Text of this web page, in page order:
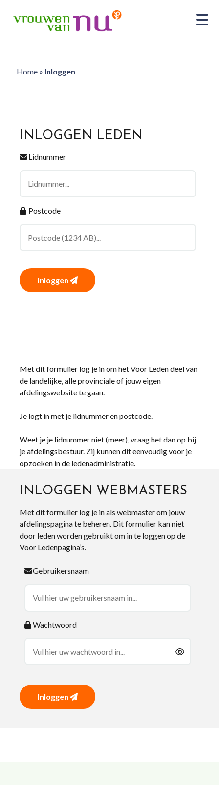
Home» Inloggen
INLOGGEN LEDEN
Lidnummer
Postcode
Inloggen
Met dit formulier log je in om het Voor Leden deel van
de landelijke, alle provinciale of jouw eigen
afdelingswebsite te gaan.
Je logt in met je lidnummer en postcode.
Weet je je lidnummer niet (meer), vraag het dan op bij
je afdelingsbestuur. Zij kunnen dit eenvoudig voor je
opzoeken in de ledenadministratie.
INLOGGEN WEBMASTERS
Met dit formulier log je in als webmaster om jouw
afdelingspagina te beheren. Dit formulier kan niet
door leden worden gebruikt om in te loggen op de
Voor Ledenpagina’s.
Gebruikersnaam
Wachtwoord
Inloggen